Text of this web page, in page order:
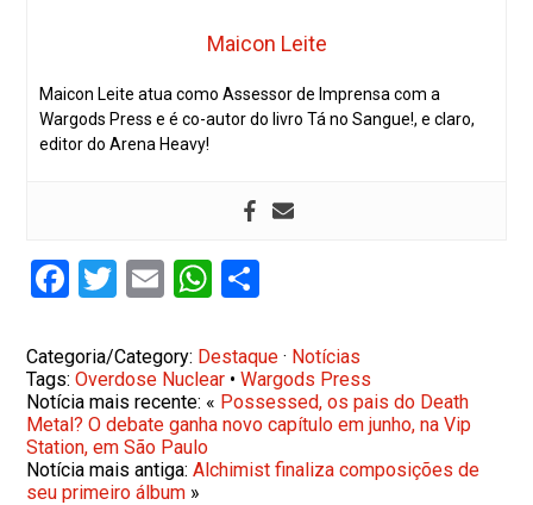
Maicon Leite
Maicon Leite atua como Assessor de Imprensa com a
Wargods Press e é co-autor do livro Tá no Sangue!, e claro,
editor do Arena Heavy!
Facebook
Twitter
EmailWhatsApp
Categoria/Category: Destaque · Notícias
Tags:Overdose Nuclear •Wargods Press
Notícia mais recente: « Possessed, os pais do Death
Metal? O debate ganha novo capítulo em junho, na Vip
Station, em São Paulo
Notícia mais antiga:Alchimist finaliza composições de
seu primeiro álbum »